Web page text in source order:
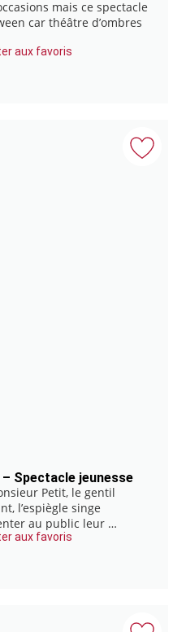
mais ce spectacle
car théâtre d’ombres
aux favoris
Spectacle jeunesse
Petit, le gentil
l’espiègle singe
au public leur …
aux favoris